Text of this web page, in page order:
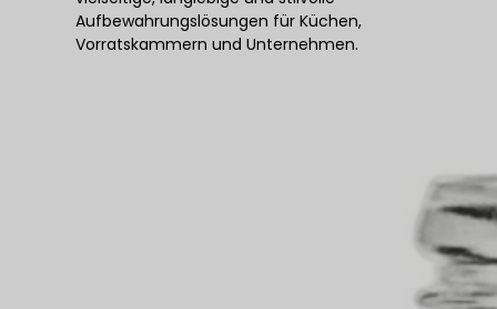
Aufbewahrungslösungen für Küchen,
Vorratskammern und Unternehmen.